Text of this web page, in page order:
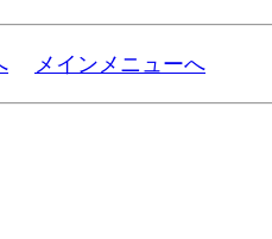
メインメニューへ